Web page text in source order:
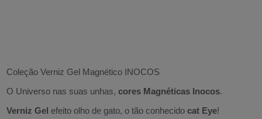
Coleção Verniz Gel Magnético INOCOS
O Universo nas suas unhas,cores Magnéticas Inocos.
Verniz Gel efeito olho de gato, o tão conhecidocat Eye!